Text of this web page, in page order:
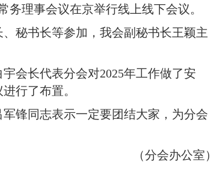
务理事会议在京举行线上线下会议。
秘书长等参加，我会副秘书长王颖主
会长代表分会对2025年工作做了安
行了布置。
锋同志表示一定要团结大家，为分会
（分会办公室）